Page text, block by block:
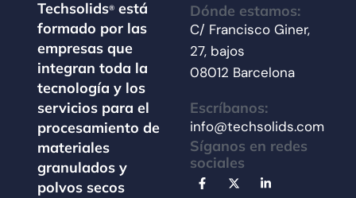
Techsolids®está
formado por las
empresas que
integran toda la
tecnología y los
servicios para el
procesamiento de
materiales
granulados y
polvos secos
Dónde estamos:
C/ Francisco Giner,
27, bajos
08012 Barcelona
Escríbanos:
info@techsolids.com
Síganos en redes
sociales